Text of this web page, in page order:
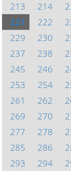
213
214
221
222
229
230
237
238
245
246
253
254
261
262
269
270
277
278
285
286
293
294